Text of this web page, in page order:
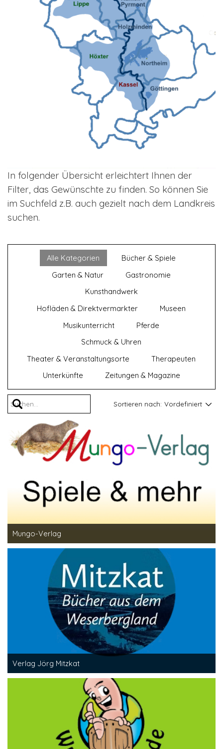
In folgender Übersicht erleichtert Ihnen der
Filter, das Gewünschte zu finden. So können Sie
im Suchfeld z.B. auch gezielt nach dem Landkreis
suchen.
Alle Kategorien
Bücher & Spiele
Garten & Natur
Gastronomie
Kunsthandwerk
Hofläden & Direktvermarkter
Museen
Musikunterricht
Pferde
Schmuck & Uhren
Theater & Veranstaltungsorte
Therapeuten
Unterkünfte
Zeitungen & Magazine
Sortieren nach: Vordefiniert
Mungo-Verlag
Verlag Jörg Mitzkat